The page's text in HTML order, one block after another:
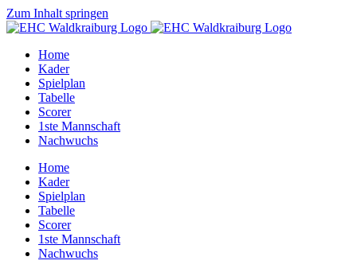
Zum Inhalt springen
Home
Kader
Spielplan
Tabelle
Scorer
1ste Mannschaft
Nachwuchs
Home
Kader
Spielplan
Tabelle
Scorer
1ste Mannschaft
Nachwuchs